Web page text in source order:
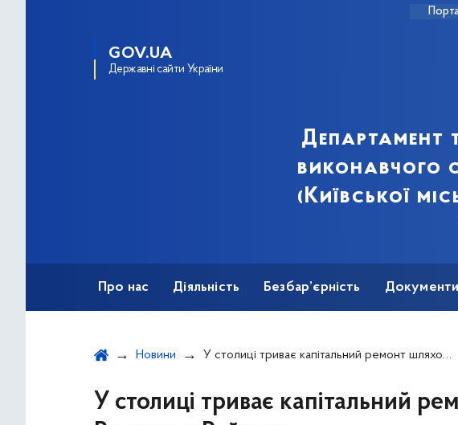
GOV.UA
Державні сайти України
Департамент
виконавчого
(Київської
Про нас Діяльність Безбар’єрність Документи
Новини У столиці триває капітальний ремонт шляхопроводу на вул. Рональда Рейгана
У столиці триває капітальний